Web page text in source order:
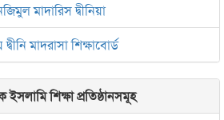
মাদারিস দ্বীনিয়া
মাদরাসা শিক্ষাবোর্ড
ইসলামি শিক্ষা প্রতিষ্ঠানসমূহ